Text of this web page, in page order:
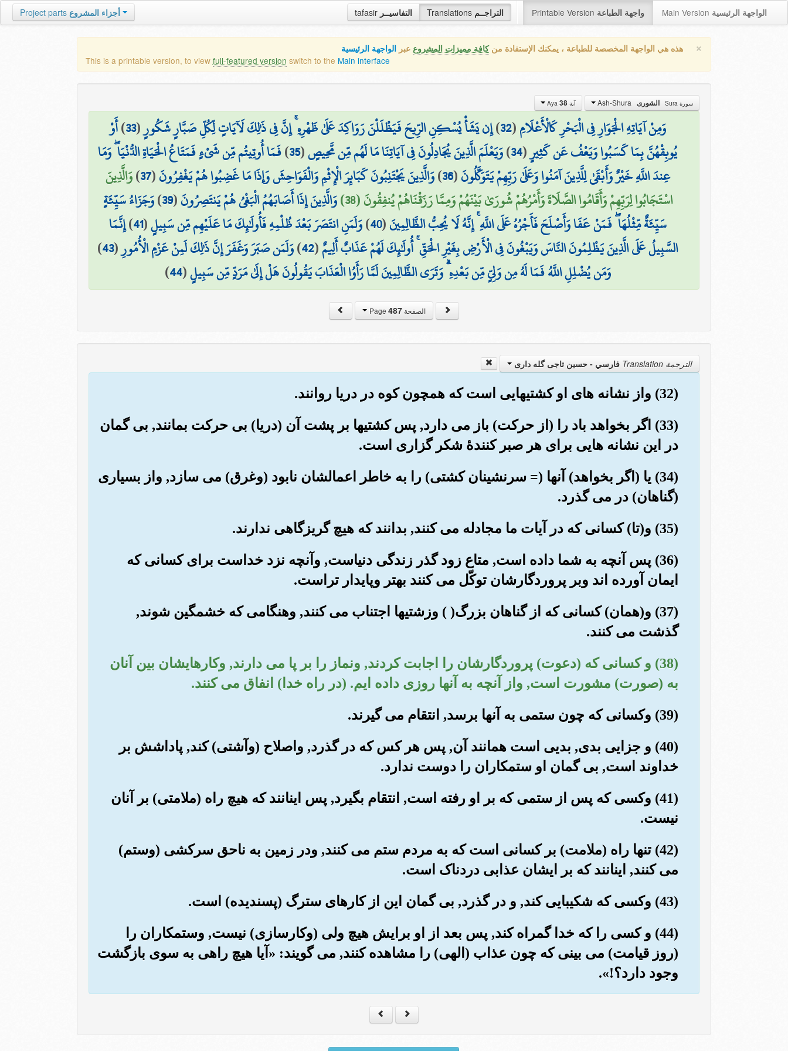
tafasir التفاسيــر Translations التراجــم Printable Version واجهة الطباعة Main Version الواجهة الرئيسية Project parts أجزاء المشروع
× هذه هي الواجهة المخصصة للطباعة ، يمكنك الإستفادة منكافة مميزات المشروع عبر الواجهة الرئيسية
This is a printable version, to view full-featured version switch to the Main interface
سورة Sura الشورى آية Aya 38
وَمِنْ آيَاتِهِ الْجَوَارِ فِي الْبَحْرِ كَالْأَعْلَامِ(
32
)إِن يَشَأْ يُسْكِنِ الرِّيحَ فَيَظْلَلْنَ رَوَاكِدَ عَلَىٰ ظَهْرِهِ ۚ إِنَّ فِي ذَٰلِكَ لَآيَاتٍ لِّكُلِّ صَبَّارٍ شَكُورٍ(
33
)أَوْ
يُوبِقْهُنَّ بِمَا كَسَبُوا وَيَعْفُ عَن كَثِيرٍ(
34
)وَيَعْلَمَ الَّذِينَ يُجَادِلُونَ فِي آيَاتِنَا مَا لَهُم مِّن مَّحِيصٍ(
35
)فَمَا أُوتِيتُم مِّن شَيْءٍ فَمَتَاعُ الْحَيَاةِ الدُّنْيَا ۖ وَمَا
عِندَ اللَّهِ خَيْرٌ وَأَبْقَىٰ لِلَّذِينَ آمَنُوا وَعَلَىٰ رَبِّهِمْ يَتَوَكَّلُونَ(
36
)وَالَّذِينَ يَجْتَنِبُونَ كَبَائِرَ الْإِثْمِ وَالْفَوَاحِشَ وَإِذَا مَا غَضِبُوا هُمْ يَغْفِرُونَ(
37
)وَالَّذِينَ
اسْتَجَابُوا لِرَبِّهِمْ وَأَقَامُوا الصَّلَاةَ وَأَمْرُهُمْ شُورَىٰ بَيْنَهُمْ وَمِمَّا رَزَقْنَاهُمْ يُنفِقُونَ (38)
وَالَّذِينَ إِذَا أَصَابَهُمُ الْبَغْيُ هُمْ يَنتَصِرُونَ(
39
)وَجَزَاءُ سَيِّئَةٍ
سَيِّئَةٌ مِّثْلُهَا ۖ فَمَنْ عَفَا وَأَصْلَحَ فَأَجْرُهُ عَلَى اللَّهِ ۚ إِنَّهُ لَا يُحِبُّ الظَّالِمِينَ(
40
)وَلَمَنِ انتَصَرَ بَعْدَ ظُلْمِهِ فَأُولَٰئِكَ مَا عَلَيْهِم مِّن سَبِيلٍ(
41
)إِنَّمَا
السَّبِيلُ عَلَى الَّذِينَ يَظْلِمُونَ النَّاسَ وَيَبْغُونَ فِي الْأَرْضِ بِغَيْرِ الْحَقِّ ۚ أُولَٰئِكَ لَهُمْ عَذَابٌ أَلِيمٌ(
42
)وَلَمَن صَبَرَ وَغَفَرَ إِنَّ ذَٰلِكَ لَمِنْ عَزْمِ الْأُمُورِ(
43
)
وَمَن يُضْلِلِ اللَّهُ فَمَا لَهُ مِن وَلِيٍّ مِّن بَعْدِهِ ۗ وَتَرَى الظَّالِمِينَ لَمَّا رَأَوُا الْعَذَابَ يَقُولُونَ هَلْ إِلَىٰ مَرَدٍّ مِّن سَبِيلٍ(
44
)
الصفحة Page487
الترجمة Translation فارسي - حسین تاجی گله داری
(32) واز نشانه های او کشتیهایی است که همچون کوه در دریا روانند.
(33) اگر بخواهد باد را (از حرکت) باز می دارد, پس کشتیها بر پشت آن (دریا) بی حرکت بمانند, بی گمان
در این نشانه هایی برای هر صبر کنندۀ شکر گزاری است.
(34) یا (اگر بخواهد) آنها (= سرنشینان کشتی) را به خاطر اعمالشان نابود (وغرق) می سازد, واز بسیاری
(گناهان) در می گذرد.
(35) و(تا) کسانی که در آیات ما مجادله می کنند, بدانند که هیچ گریزگاهی ندارند.
(36) پس آنچه به شما داده است, متاع زود گذر زندگی دنیاست, وآنچه نزد خداست برای کسانی که
ایمان آورده اند وبر پروردگارشان توکّل می کنند بهتر وپایدار تراست.
(37) و(همان) کسانی که از گناهان بزرگ( ) وزشتیها اجتناب می کنند, وهنگامی که خشمگین شوند,
گذشت می کنند.
(38) و کسانی که (دعوت) پروردگارشان را اجابت کردند, ونماز را بر پا می دارند, وکارهایشان بین آنان
به (صورت) مشورت است, واز آنچه به آنها روزی داده ایم. (در راه خدا) انفاق می کنند.
(39) وکسانی که چون ستمی به آنها برسد, انتقام می گیرند.
(40) و جزایی بدی, بدیی است همانند آن, پس هر کس که در گذرد, واصلاح (وآشتی) کند, پاداشش بر
خداوند است, بی گمان او ستمکاران را دوست ندارد.
(41) وکسی که پس از ستمی که بر او رفته است, انتقام بگیرد, پس اینانند که هیچ راه (ملامتی) بر آنان
نیست.
(42) تنها راه (ملامت) بر کسانی است که به مردم ستم می کنند, ودر زمین به ناحق سرکشی (وستم)
می کنند, اینانند که بر ایشان عذابی دردناک است.
(43) وکسی که شکیبایی کند, و در گذرد, بی گمان این از کارهای سترگ (پسندیده) است.
(44) و کسی را که خدا گمراه کند, پس بعد از او برایش هیچ ولی (وکارسازی) نیست, وستمکاران را
(روز قیامت) می بینی که چون عذاب (الهی) را مشاهده کنند, می گویند: «آیا هیچ راهی به سوی بازگشت
وجود دارد؟!».